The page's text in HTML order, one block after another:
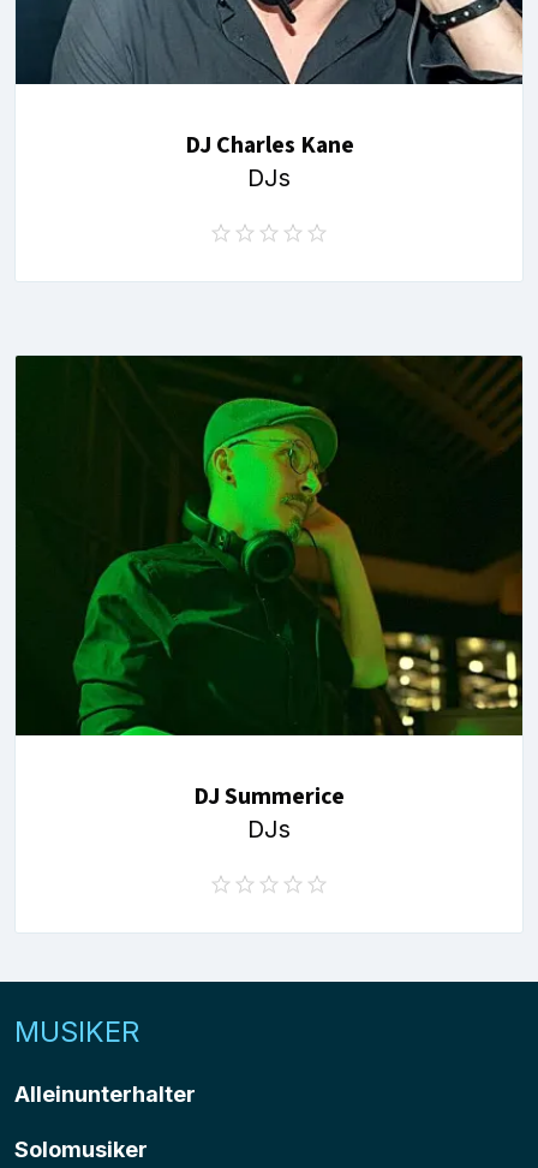
DJ Charles Kane
DJs
DJ Summerice
DJs
MUSIKER
Alleinunterhalter
Solomusiker